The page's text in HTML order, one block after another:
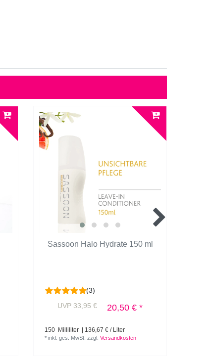
Sassoon Halo Hydrate 150 ml
(3)
UVP 33,95 €
20,50 € *
150 Milliliter | 136,67 € / Liter
*inkl. ges. MwSt. zzgl.Versandkosten